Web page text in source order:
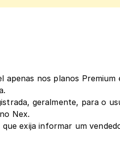
apenas nos planos Premium
geralmente, para o
Nex.
exija informar um